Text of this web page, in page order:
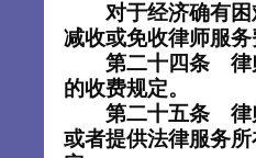
对于经济确有困
减收或免收律师服务
第二十四条 律
的收费规定。
第二十五条 律
或者提供法律服务